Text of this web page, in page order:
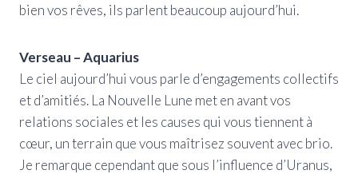
bien vos rêves, ils parlent beaucoup aujourd’hui.
Verseau – Aquarius
Le ciel aujourd’hui vous parle d’engagements collectifs
et d’amitiés. La Nouvelle Lune met en avant vos
relations sociales et les causes qui vous tiennent à
cœur, un terrain que vous maîtrisez souvent avec brio.
Je remarque cependant que sous l’influence d’Uranus,